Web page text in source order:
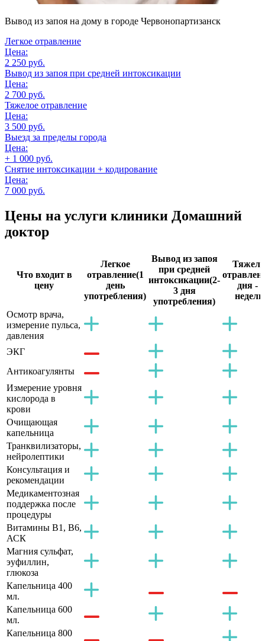
Вывод из запоя на дому в городе Червонопартизанск
Легкое отравление
Цена:
2 250 руб.
Вывод из запоя при средней интоксикации
Цена:
2 700 руб.
Тяжелое отравление
Цена:
3 500 руб.
Выезд за пределы города
Цена:
+ 1 000 руб.
Снятие интоксикации + кодирование
Цена:
7 000 руб.
Цены на услуги клиники Домашний
доктор
Что входит в
цену
Легкое
отравление(1
день
употребления)
Вывод из запоя
при средней
интоксикации(2-
3 дня
употребления)
дня - 2
Осмотр врача,
измерение пульса,
давления
ЭКГ
Антикоагулянты
Измерение уровня
кислорода в
крови
Очищающая
капельница
Транквилизаторы,
нейролептики
Консультация и
рекомендации
Медикаментозная
поддержка после
процедуры
Витамины B1, B6,
АСК
Магния сульфат,
эуфиллин,
глюкоза
Капельница 400
мл.
Капельница 600
мл.
Капельница 800